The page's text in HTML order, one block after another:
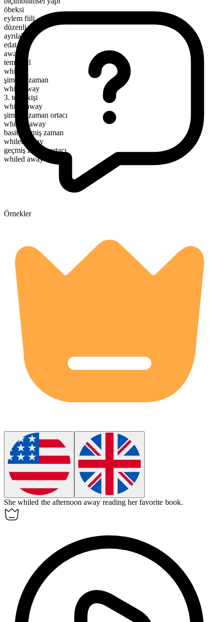
öbeksi
eylem fiili
düzenli
ayrılabilir
edat
away
temel fiil
while
şimdiki zaman
while away
3. tekil kişi
whiles away
şimdiki zaman ortacı
whiling away
basit geçmiş zaman
whiled away
geçmiş zaman ortacı
whiled away
Örnekler
She whiled the afternoon away reading her favorite book.